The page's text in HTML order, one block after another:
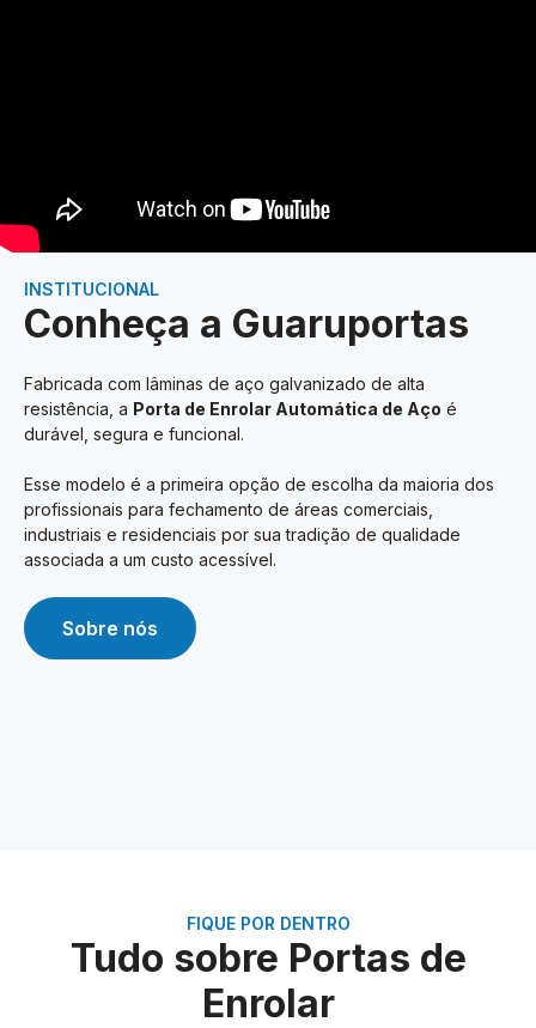
INSTITUCIONAL
Conheça a Guaruportas
Fabricada com lâminas de aço galvanizado de alta
resistência, a Porta de Enrolar Automática de Aço é
durável, segura e funcional.
Esse modelo é a primeira opção de escolha da maioria dos
profissionais para fechamento de áreas comerciais,
industriais e residenciais por sua tradição de qualidade
associada a um custo acessível.
Sobre nós
FIQUE POR DENTRO
Tudo sobre Portas de
Enrolar